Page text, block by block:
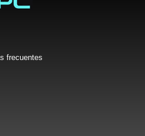
frecuentes